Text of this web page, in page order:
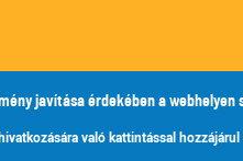
javítása érdekében a webhelyen
való kattintással